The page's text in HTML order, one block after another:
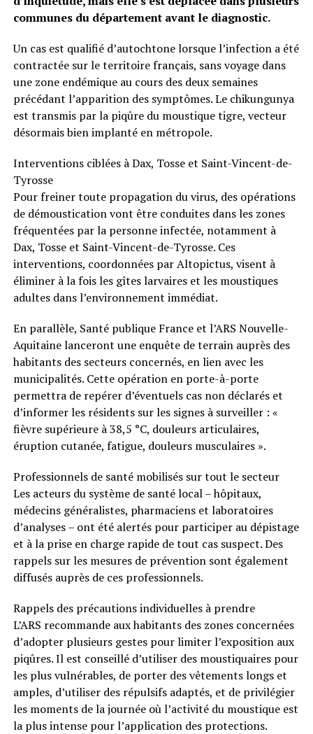
communes du département avant le diagnostic.
Un cas est qualifié d’autochtone lorsque l’infection a été
contractée sur le territoire français, sans voyage dans
une zone endémique au cours des deux semaines
précédant l’apparition des symptômes. Le chikungunya
est transmis par la piqûre du moustique tigre, vecteur
désormais bien implanté en métropole.
Interventions ciblées à Dax, Tosse et Saint-Vincent-de-
Tyrosse
Pour freiner toute propagation du virus, des opérations
de démoustication vont être conduites dans les zones
fréquentées par la personne infectée, notamment à
Dax, Tosse et Saint-Vincent-de-Tyrosse. Ces
interventions, coordonnées par Altopictus, visent à
éliminer à la fois les gîtes larvaires et les moustiques
adultes dans l’environnement immédiat.
En parallèle, Santé publique France et l’ARS Nouvelle-
Aquitaine lanceront une enquête de terrain auprès des
habitants des secteurs concernés, en lien avec les
municipalités. Cette opération en porte-à-porte
permettra de repérer d’éventuels cas non déclarés et
d’informer les résidents sur les signes à surveiller : «
fièvre supérieure à 38,5 °C, douleurs articulaires,
éruption cutanée, fatigue, douleurs musculaires ».
Professionnels de santé mobilisés sur tout le secteur
Les acteurs du système de santé local – hôpitaux,
médecins généralistes, pharmaciens et laboratoires
d’analyses – ont été alertés pour participer au dépistage
et à la prise en charge rapide de tout cas suspect. Des
rappels sur les mesures de prévention sont également
diffusés auprès de ces professionnels.
Rappels des précautions individuelles à prendre
L’ARS recommande aux habitants des zones concernées
d’adopter plusieurs gestes pour limiter l’exposition aux
piqûres. Il est conseillé d’utiliser des moustiquaires pour
les plus vulnérables, de porter des vêtements longs et
amples, d’utiliser des répulsifs adaptés, et de privilégier
les moments de la journée où l’activité du moustique est
la plus intense pour l’application des protections.